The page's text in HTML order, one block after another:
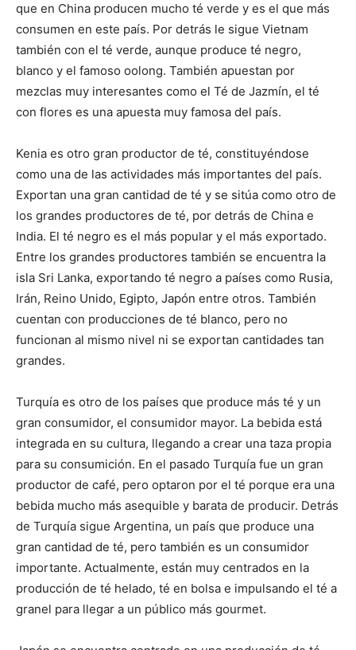
que en China producen mucho té verde y es el que más
consumen en este país. Por detrás le sigue Vietnam
también con el té verde, aunque produce té negro,
blanco y el famoso oolong. También apuestan por
mezclas muy interesantes como el Té de Jazmín, el té
con flores es una apuesta muy famosa del país.
Kenia es otro gran productor de té, constituyéndose
como una de las actividades más importantes del país.
Exportan una gran cantidad de té y se sitúa como otro de
los grandes productores de té, por detrás de China e
India. El té negro es el más popular y el más exportado.
Entre los grandes productores también se encuentra la
isla Sri Lanka, exportando té negro a países como Rusia,
Irán, Reino Unido, Egipto, Japón entre otros. También
cuentan con producciones de té blanco, pero no
funcionan al mismo nivel ni se exportan cantidades tan
grandes.
Turquía es otro de los países que produce más té y un
gran consumidor, el consumidor mayor. La bebida está
integrada en su cultura, llegando a crear una taza propia
para su consumición. En el pasado Turquía fue un gran
productor de café, pero optaron por el té porque era una
bebida mucho más asequible y barata de producir. Detrás
de Turquía sigue Argentina, un país que produce una
gran cantidad de té, pero también es un consumidor
importante. Actualmente, están muy centrados en la
producción de té helado, té en bolsa e impulsando el té a
granel para llegar a un público más gourmet.